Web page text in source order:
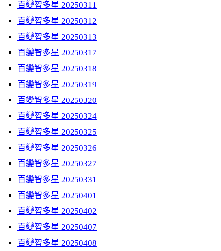
百變智多星 20250311
百變智多星 20250312
百變智多星 20250313
百變智多星 20250317
百變智多星 20250318
百變智多星 20250319
百變智多星 20250320
百變智多星 20250324
百變智多星 20250325
百變智多星 20250326
百變智多星 20250327
百變智多星 20250331
百變智多星 20250401
百變智多星 20250402
百變智多星 20250407
百變智多星 20250408